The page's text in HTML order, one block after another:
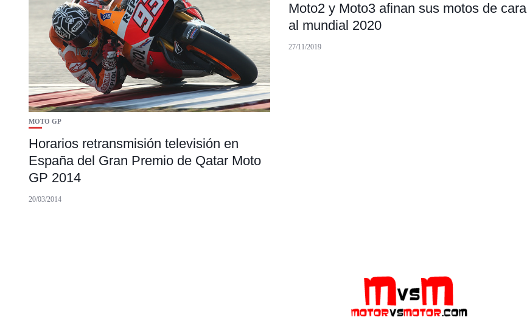
MOTO GP
Horarios retransmisión televisión en
España del Gran Premio de Qatar Moto
GP 2014
20/03/2014
Moto2 y Moto3 afinan sus motos de cara
al mundial 2020
27/11/2019